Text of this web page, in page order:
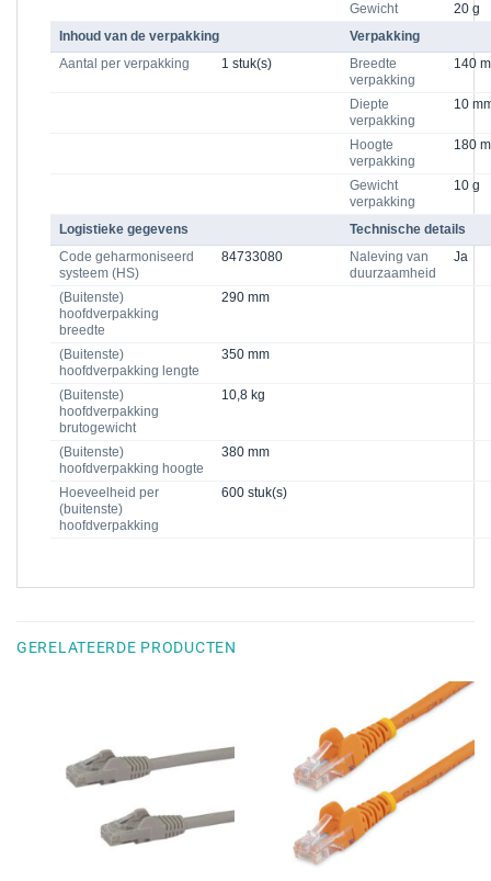
Gewicht
20 g
Inhoud van de verpakking
Verpakking
Aantal per verpakking
1 stuk(s)
Breedte
verpakking
140
Diepte
verpakking
10
Hoogte
verpakking
180
Gewicht
verpakking
10 g
Logistieke gegevens
Technische details
Code geharmoniseerd
systeem (HS)
84733080
Naleving van
duurzaamheid
Ja
(Buitenste)
hoofdverpakking
breedte
290 mm
(Buitenste)
hoofdverpakking lengte
350 mm
(Buitenste)
hoofdverpakking
brutogewicht
10,8 kg
(Buitenste)
hoofdverpakking hoogte
380 mm
Hoeveelheid per
(buitenste)
hoofdverpakking
600 stuk(s)
GERELATEERDE PRODUCTEN